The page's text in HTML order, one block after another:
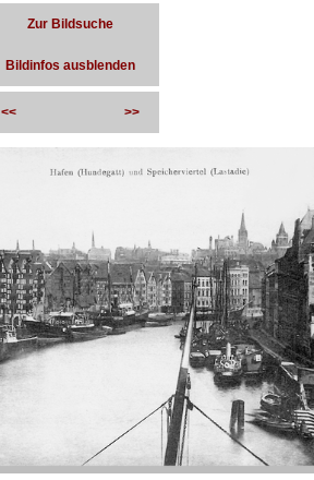
Zur Bildsuche
Bildinfos ausblenden
<< >>